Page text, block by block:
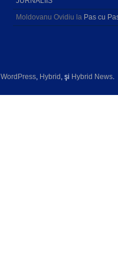
Moldovanu Ovidiu la Pas cu
WordPress, Hybrid , şi Hybrid News.